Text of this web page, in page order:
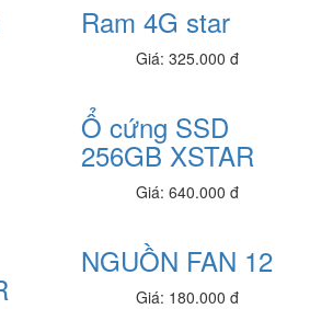
- Intel Core i7 - 5300 U.( TH5)- 4G-
- Intel Core i5 - 6300 U.( TH6)- 4G-
Ram 4G star
Giá: 325.000 đ
Ổ cứng SSD
256GB XSTAR
Giá: 640.000 đ
NGUỒN FAN 12
Giá: 180.000 đ